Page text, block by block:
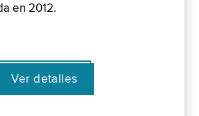
en 2012.
Ver detalles